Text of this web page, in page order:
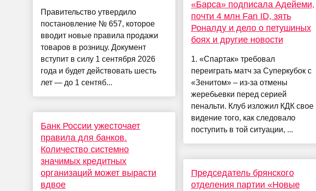
Правительство утвердило
постановление № 657, которое
вводит новые правила продажи
товаров в розницу. Документ
вступит в силу 1 сентября 2026
года и будет действовать шесть
лет — до 1 сентяб...
Банк России ужесточает
правила для банков.
Количество системно
значимых кредитных
организаций может вырасти
вдвое
«Барса» подписала Адейеми,
почти 4 млн Fan ID, зять
Роналду и дело о петушиных
боях и другие новости
1. «Спартак» требовал
переиграть матч за Суперкубок с
«Зенитом» – из-за отмены
жеребьевки перед серией
пенальти. Клуб изложил КДК свое
видение того, как следовало
поступить в той ситуации, ...
Председатель брянского
отделения партии «Новые